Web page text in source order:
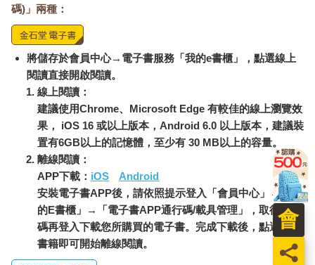
碼)」兩種：
將儲存於會員中心→電子書服務「我的e書櫃」，點選線上
閱讀直接開啟閱讀。
線上閱讀：
建議使用Chrome、Microsoft Edge 有較佳的線上瀏覽效
果， iOS 16 或以上版本，Android 6.0 以上版本，建議裝
置有6GB以上的記憶體，至少有 30 MB以上的容量。
離線閱讀：
APP下載： iOS
Android
安裝電子書APP後，請依照提示登入「會員中心」→「我
的E書櫃」→「電子書APP通行碼/載具管理」，取得通行
碼再登入下載您所購買的電子書。完成下載後，點選任一
書籍即可開始離線閱讀。
員
會